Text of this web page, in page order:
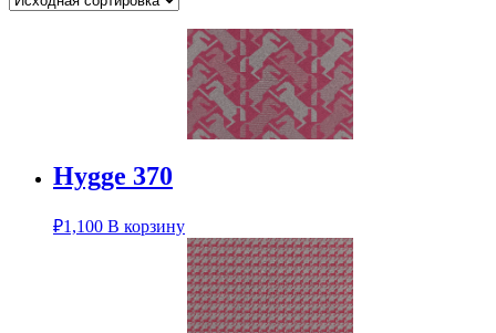
Hygge 370
₽1,100 В корзину